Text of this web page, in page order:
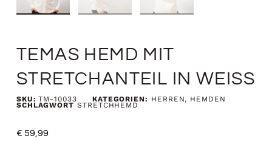
TEMAS HEMD MIT
STRETCHANTEIL IN WEISS
SKU:TM-10033 KATEGORIEN: HERREN, HEMDEN
SCHLAGWORT STRETCHHEMD
€ 59,99